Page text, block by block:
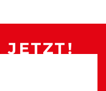
JETZT!